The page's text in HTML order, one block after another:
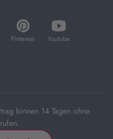
Pinterest
öffnet
in
Youtube
öffnet
in
binnen 14 Tagen ohne